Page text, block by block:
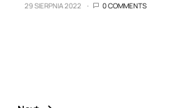
29 SIERPNIA 2022 0 COMMENTS